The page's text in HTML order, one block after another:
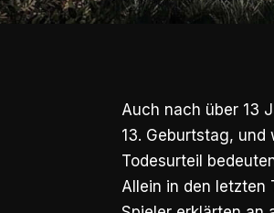
Auch nach über 13
13. Geburtstag,
Todesurteil
Allein in den letzten